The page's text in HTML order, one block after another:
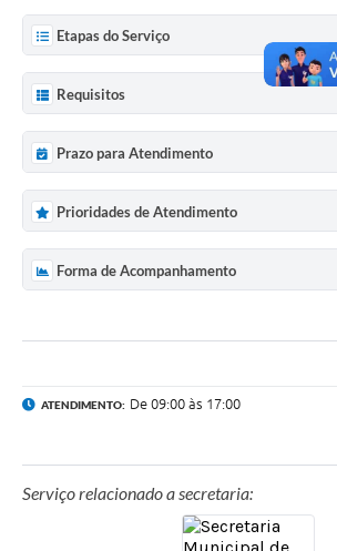
Etapas do Serviço
Requisitos
Prazo para Atendimento
Prioridades de Atendimento
Forma de Acompanhamento
ATENDIMENTO: De 09:00 às 17:00
Serviço relacionado a secretaria: